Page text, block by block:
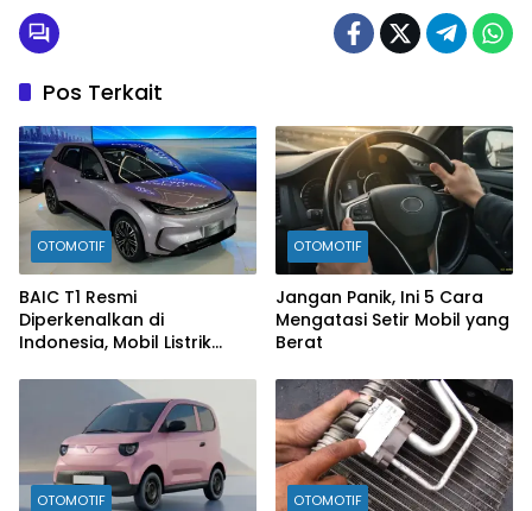
Pos Terkait
OTOMOTIF
BAIC T1 Resmi
Diperkenalkan di
Indonesia, Mobil Listrik
Ramaikan Pasar EV
OTOMOTIF
Jangan Panik, Ini 5 Cara
Mengatasi Setir Mobil yang
Berat
OTOMOTIF OTOMOTIF